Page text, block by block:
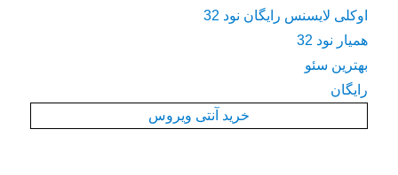
اوکلی لایسنس رایگان نود 32
همیار نود 32
بهترین سئو
رایگان
خرید آنتی ویروس